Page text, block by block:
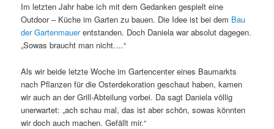
Im letzten Jahr habe ich mit dem Gedanken gespielt eine
Outdoor – Küche im Garten zu bauen. Die Idee ist bei dem Bau
der Gartenmauerentstanden. Doch Daniela war absolut dagegen.
„Sowas braucht man nicht….“
Als wir beide letzte Woche im Gartencenter eines Baumarkts
nach Pflanzen für die Osterdekoration geschaut haben, kamen
wir auch an der Grill-Abteilung vorbei. Da sagt Daniela völlig
unerwartet: „ach schau mal, das ist aber schön, sowas könnten
wir doch auch machen. Gefällt mir.“